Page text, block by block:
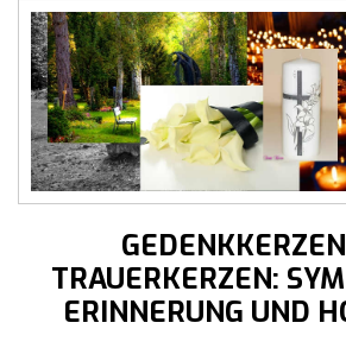
TRAUERKERZEN:
ERINNERUNG UND